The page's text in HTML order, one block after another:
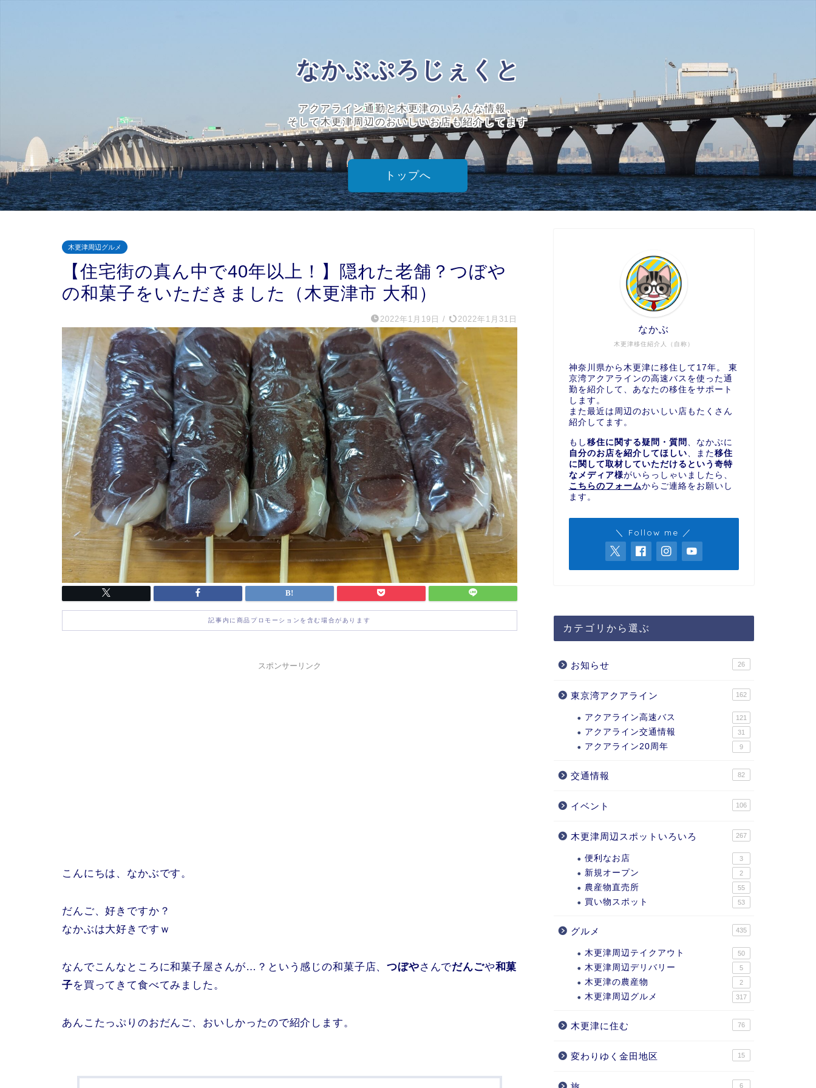
なかぶぷろじぇくと
アクアライン通勤と木更津のいろんな情報、
そして木更津周辺のおいしいお店も紹介してます
トップへ
木更津周辺グルメ
【住宅街の真ん中で40年以上！】隠れた老舗？つぼや
の和菓子をいただきました（木更津市 大和）
2022年1月19日 / 2022年1月31日
記事内に商品プロモーションを含む場合があります
スポンサーリンク
こんにちは、なかぶです。
だんご、好きですか？
なかぶは大好きですｗ
なんでこんなところに和菓子屋さんが…？という感じの和菓子店、つぼやさんでだんごや和菓
子を買ってきて食べてみました。
あんこたっぷりのおだんご、おいしかったので紹介します。
木更津移住紹介人（自称）
なかぶ
神奈川県から木更津に移住して17年。 東
京湾アクアラインの高速バスを使った通
勤を紹介して、あなたの移住をサポート
します。
また最近は周辺のおいしい店もたくさん
紹介してます。
もし 移住に関する疑問・質問
、なかぶに
自分のお店を紹介してほしい 、また移住
に関して取材していただけるという奇特
なメディア様がいらっしゃいましたら、
こちらのフォームからご連絡をお願いし
ます。
＼ Follow me ／
カテゴリから選ぶ
お知らせ 26
東京湾アクアライン 162
アクアライン高速バス 121
アクアライン交通情報 31
アクアライン20周年 9
交通情報 82
イベント 106
木更津周辺スポットいろいろ 267
便利なお店 3
新規オープン 2
農産物直売所 55
買い物スポット 53
グルメ 435
木更津周辺テイクアウト 50
木更津周辺デリバリー 5
木更津の農産物 2
木更津周辺グルメ 317
木更津に住む 76
変わりゆく金田地区 15
6